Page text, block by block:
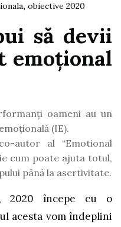
, obiective 2020
să devii
emoțional
oameni au un
(IE).
autor al “Emotional
cum poate ajuta totul,
până la asertivitate.
2020 începe cu o
acesta vom îndeplini